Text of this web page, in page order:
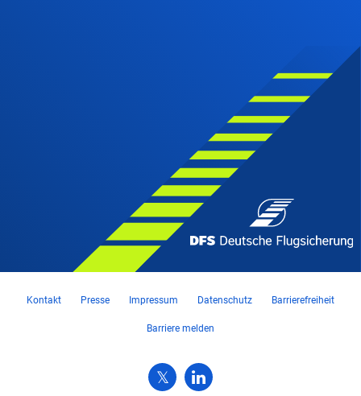
Kontakt Presse Impressum Datenschutz Barrierefreiheit
Barriere melden